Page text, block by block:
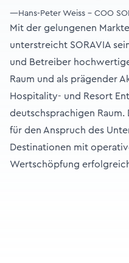
—Hans-Peter Weiss - COO
Mit der gelungenen
unterstreicht SORAVIA
und Betreiber
Raum und als prägender
Hospitality- und Resort
deutschsprachigen Raum.
für den Anspruch des
Destinationen mit
Wertschöpfung